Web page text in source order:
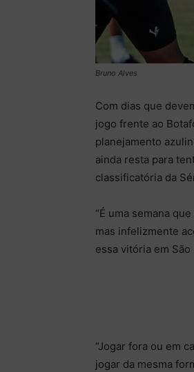
Bruno Alves
Com dias que
jogo frente ao
planejamento
ainda resta para
classificatória da
“É uma semana
mas infelizmente
essa vitória em
“Jogar fora ou em
jogar da mesma